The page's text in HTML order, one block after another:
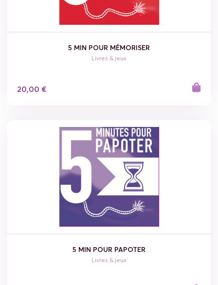
5 MIN POUR MÉMORISER
Livres & jeux
20,00 €
5 MIN POUR PAPOTER
Livres & jeux